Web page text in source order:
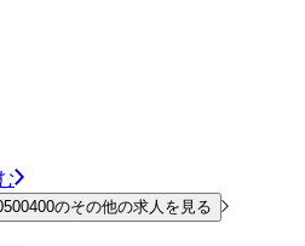
のその他の求人を見る